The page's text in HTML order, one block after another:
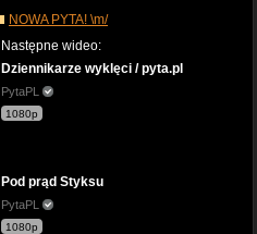
NOWA PYTA! \m/
Następne wideo:
Dziennikarze wyklęci / pyta.pl
PytaPL
1080p
Pod prąd Styksu
PytaPL
1080p